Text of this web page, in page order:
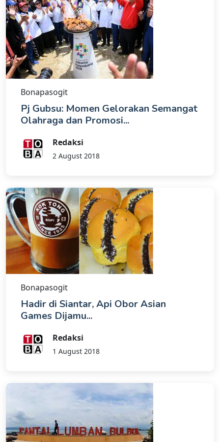
Bonapasogit
Pj Gubsu: Momen Gelorakan Semangat
Olahraga dan Promosi...
Redaksi
2 August 2018
Bonapasogit
Hadir di Siantar, Api Obor Asian
Games Dijamu...
Redaksi
1 August 2018